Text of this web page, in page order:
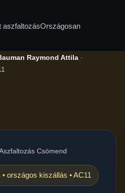
aszfaltozásOrszágosan
Raymond Attila·
Csömend
országos kiszállás • AC11